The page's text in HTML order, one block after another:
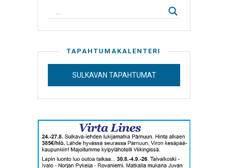
TAPAHTUMAKALENTERI
SULKAVAN TAPAHTUMAT